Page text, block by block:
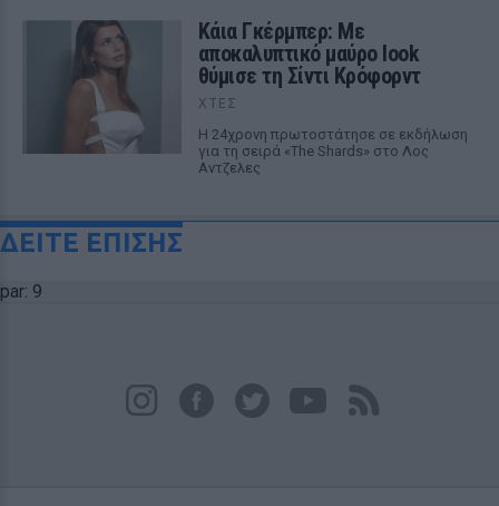
Κάια Γκέρμπερ: Με
αποκαλυπτικό μαύρο look
θύμισε τη Σίντι Κρόφορντ
ΧΤΕΣ
Η 24χρονη πρωτοστάτησε σε εκδήλωση
για τη σειρά «The Shards» στο Λος
Αντζελες
ΔΕΙΤΕ ΕΠΙΣΗΣ
par: 9